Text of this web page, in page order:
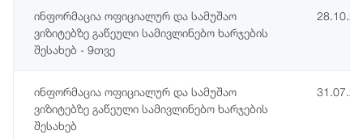
ინფორმაცია ოფიციალურ და სამუშაო
ვიზიტებზე გაწეული სამივლინებო ხარჯების
შესახებ - 9თვე
ინფორმაცია ოფიციალურ და სამუშაო
ვიზიტებზე გაწეული სამივლინებო ხარჯების
შესახებ